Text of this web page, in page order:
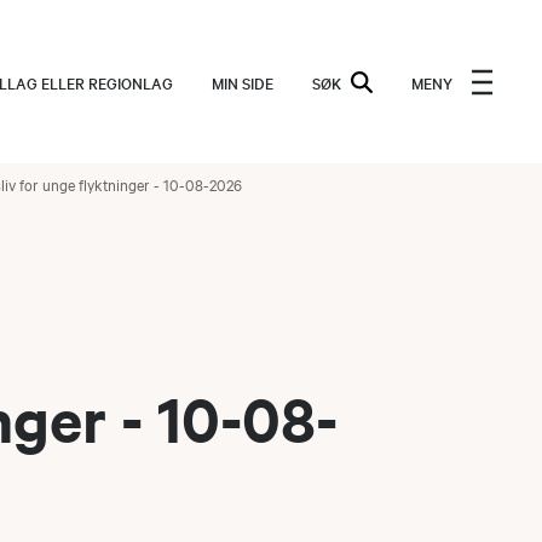
ELLER REGIONLAG MIN SIDE SØK MENY
for unge flyktninger - 10-08-2026
- 10-08-